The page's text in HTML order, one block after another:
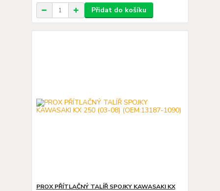
Přidat do košíku
PROX PŘÍTLAČNÝ TALÍŘ SPOJKY KAWASAKI KX